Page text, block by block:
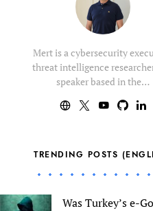
Mert is a cybersecurity
threat intelligence
speaker based in the…
TRENDING POSTS
Was Turkey’s e-